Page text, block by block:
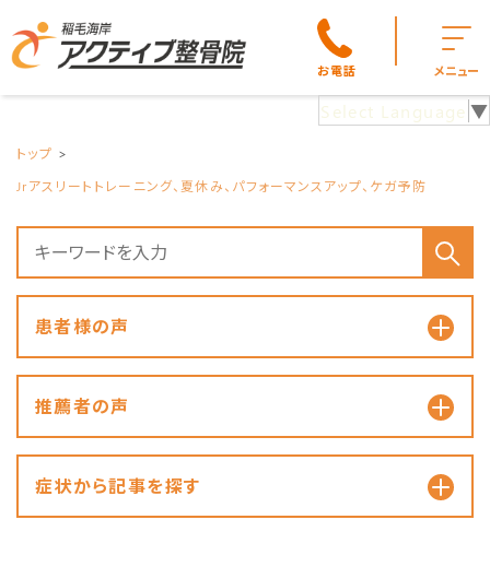
お電話 メニュー
Select Language ▼
トップ
Jrアスリートトレーニング、夏休み、パフォーマンスアップ、ケガ予防
患者様の声
推薦者の声
症状から記事を探す